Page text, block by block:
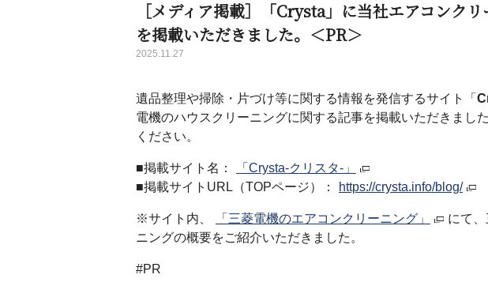
［メディア掲載］「Crysta」に当社エアコンク
を掲載いただきました。＜PR＞
2025.11.27
遺品整理や掃除・片づけ等に関する情報を発信するサイト「
電機のハウスクリーニングに関する記事を掲載いただきまし
ください。
■掲載サイト名：
「Crysta-クリスタ-」
■掲載サイトURL（TOPページ）：
https://crysta.info/blog/
※サイト内、 「三菱電機のエアコンクリーニング」
にて
ニングの概要をご紹介いただきました。
#PR